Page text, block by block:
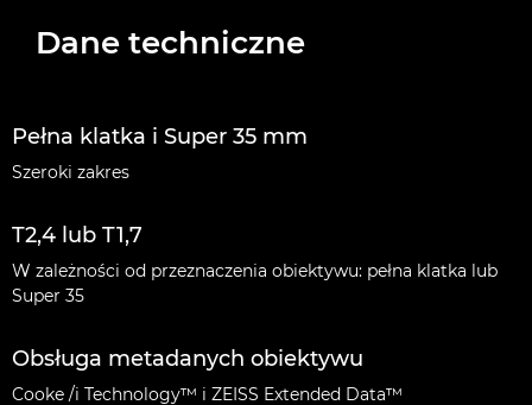
Dane techniczne
Pełna klatka i Super 35 mm
Szeroki zakres
T2,4 lub T1,7
W zależności od przeznaczenia obiektywu: pełna klatka lub
Super 35
Obsługa metadanych obiektywu
Cooke /i Technology™ i ZEISS Extended Data™